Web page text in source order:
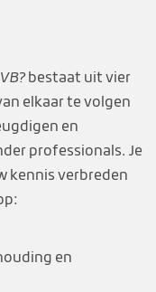
bestaat uit vier
elkaar te volgen
en
professionals. Je
kennis verbreden
en